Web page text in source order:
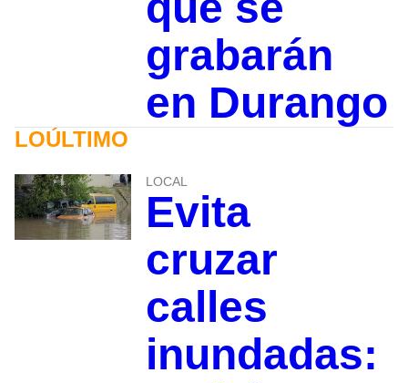
grabarán
en Durango
LOÚLTIMO
LOCAL
Evita
cruzar
calles
inundadas: